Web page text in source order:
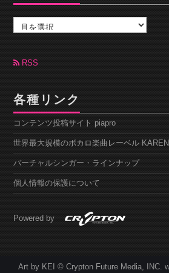
カ
ブ RSS
各種リンク
コンテンツ投稿サイト piapro
世界最大規模のボカロ楽曲レーベル
バーチャルシンガー・ラインナップ
個人情報の保護について
Powered by
Art by KEI © Crypton Future Media, INC.